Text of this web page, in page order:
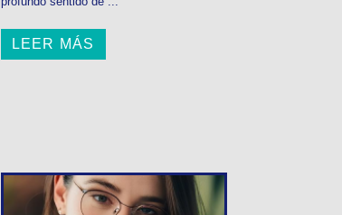
LEER MÁS